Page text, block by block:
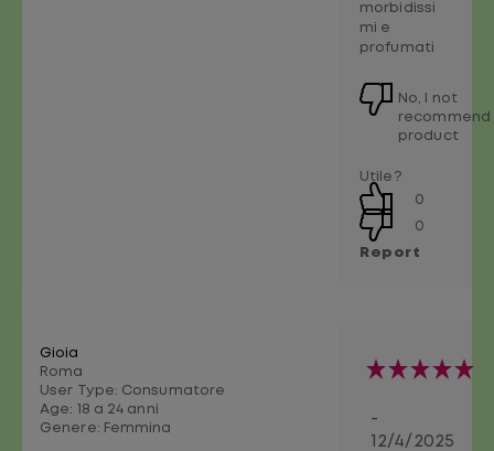
morbidissi
mi e
profumati
No, I not
recommend
product
Utile?
0
0
Report
Gioia
Roma
User Type: Consumatore
Age:
18 a 24 anni
Genere: Femmina
-
12/4/2025